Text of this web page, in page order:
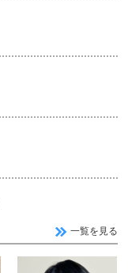
一覧を見る